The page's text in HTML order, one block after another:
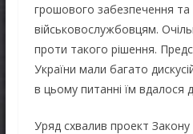
грошового забезпечення та
військовослужбовцям.
проти такого рішення.
України мали багато
в цьому питанні їм вдалося
Уряд схвалив проект